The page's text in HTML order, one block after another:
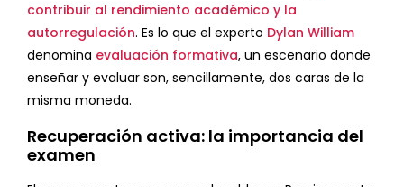
contribuir al rendimiento académico y la
autorregulación. Es lo que el experto Dylan William
denomina evaluación formativa, un escenario donde
enseñar y evaluar son, sencillamente, dos caras de la
misma moneda.
Recuperación activa: la importancia del
examen